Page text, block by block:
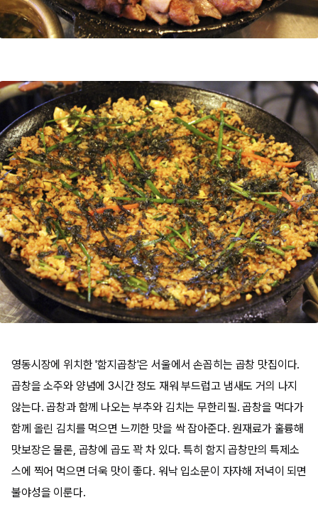
영동시장에 위치한 '함지곱창'은 서울에서 손꼽히는 곱창 맛집이다.
곱창을 소주와 양념에 3시간 정도 재워 부드럽고 냄새도 거의 나지
않는다. 곱창과 함께 나오는 부추와 김치는 무한리필. 곱창을 먹다가
함께 올린 김치를 먹으면 느끼한 맛을 싹 잡아준다. 원재료가 훌륭해
맛보장은 물론, 곱창에 곱도 꽉 차 있다. 특히 함지 곱창만의 특제소
스에 찍어 먹으면 더욱 맛이 좋다. 워낙 입소문이 자자해 저녁이 되면
불야성을 이룬다.